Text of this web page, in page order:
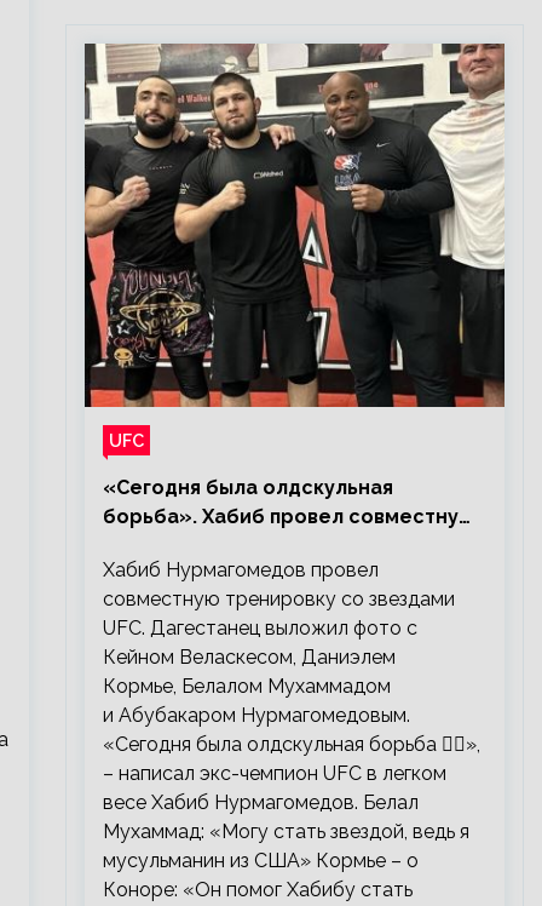
UFC
«Сегодня была олдскульная
борьба». Хабиб провел совместную
Хабиб Нурмагомедов провел
совместную тренировку со звездами
UFC. Дагестанец выложил фото с
Кейном Веласкесом, Даниэлем
Кормье, Белалом Мухаммадом
и Абубакаром Нурмагомедовым.
«Сегодня была олдскульная борьба 🤼‍♂️»,
– написал экс-чемпион UFC в легком
весе Хабиб Нурмагомедов. Белал
Мухаммад: «Могу стать звездой, ведь я
мусульманин из США» Кормье – о
Коноре: «Он помог Хабибу стать